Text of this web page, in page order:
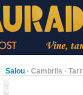
Salou · Cambrils ·